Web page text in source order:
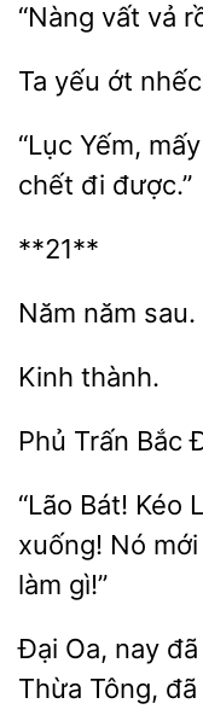
vả
ớt
“Lục Yếm,
chết
**21**
Phủ Bắc
“Lão Bát! Kéo
xuống! Nó
làm gì!”
Đại Oa, nay
Thừa